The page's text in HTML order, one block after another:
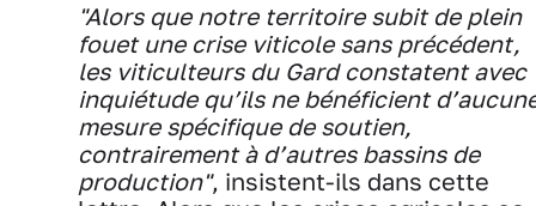
"Alors que notre territoire subit de plein
fouet une crise viticole sans précédent,
les viticulteurs du Gard constatent avec
inquiétude qu’ils ne bénéficient
mesure spécifique de soutien,
contrairement à d’autres bassins de
production", insistent-ils dans cette